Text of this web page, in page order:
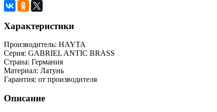
Характеристики
Производитель: HAYTA
Серия: GABRIEL ANTIC BRASS
Страна: Германия
Материал: Латунь
Гарантия: от производителя
Описание